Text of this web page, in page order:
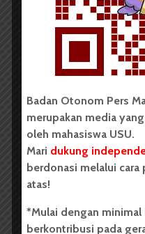
Reskrim
Satpam
Badan Otonom Pers
merupakan media
oleh mahasiswa USU.
Mari dukung
berdonasi melalui cara
atas!
*Mulai dengan minimal
berkontribusi pada